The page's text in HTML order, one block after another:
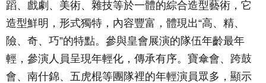
蹈、戲劇、美術、雜技等於一體的綜合造型藝術，它
造型鮮明，形式獨特，內容豐富，體現出“高、精、
險、奇、巧”的特點。參與皇會展演的隊伍年齡最年
輕，參演人員呈現年輕化，傳承有序。寶傘會、跨鼓
會、南什錦、五虎棍等團隊裡的年輕演員眾多，顯示